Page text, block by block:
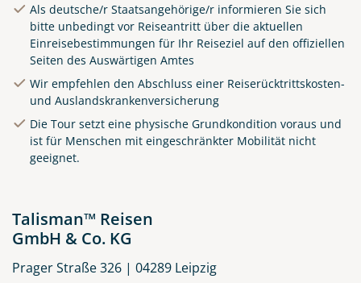
Alfama - ein Stadtteil von
Lissabon
©SeanPavonePhoto -
stock.adobe.com
Als deutsche/r Staatsangehörige/r informieren Sie sich
bitte unbedingt vor Reiseantritt über die aktuellen
Einreisebestimmungen für Ihr Reiseziel auf den offiziellen
Seiten des Auswärtigen Amtes
Wir empfehlen den Abschluss einer Reiserücktrittskosten-
und Auslandskrankenversicherung
Die Tour setzt eine physische Grundkondition voraus und
ist für Menschen mit eingeschränkter Mobilität nicht
geeignet.
Talisman™ Reisen
GmbH & Co. KG
Prager Straße 326 | 04289 Leipzig